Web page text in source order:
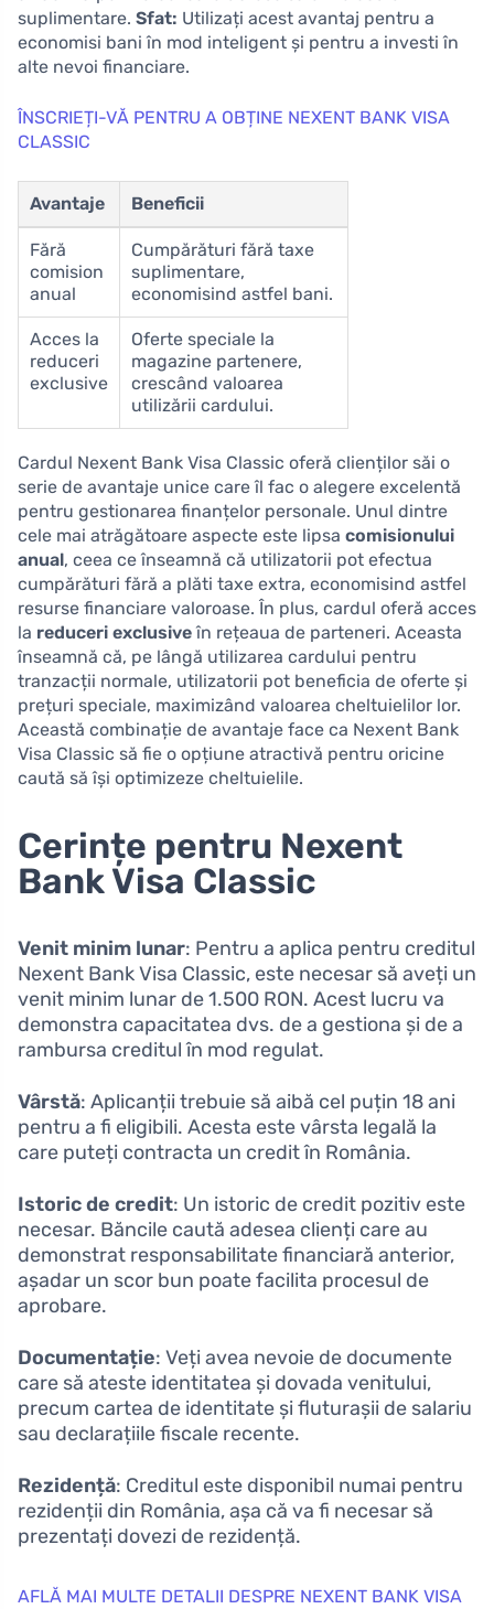
suplimentare. Sfat: Utilizați acest avantaj pentru a
economisi bani în mod inteligent și pentru a investi în
alte nevoi financiare.
ÎNSCRIEȚI-VĂ PENTRU A OBȚINE NEXENT BANK VISA
CLASSIC
Avantaje Beneficii
Fără
comision
anual
Cumpărături fără taxe
suplimentare,
economisind astfel bani.
Acces la
reduceri
exclusive
Oferte speciale la
magazine partenere,
crescând valoarea
utilizării cardului.
Cardul Nexent Bank Visa Classic oferă clienților săi o
serie de avantaje unice care îl fac o alegere excelentă
pentru gestionarea finanțelor personale. Unul dintre
cele mai atrăgătoare aspecte este lipsa comisionului
anual, ceea ce înseamnă că utilizatorii pot efectua
cumpărături fără a plăti taxe extra, economisind astfel
resurse financiare valoroase. În plus, cardul oferă acces
la reduceri exclusiveîn rețeaua de parteneri. Aceasta
înseamnă că, pe lângă utilizarea cardului pentru
tranzacții normale, utilizatorii pot beneficia de oferte și
prețuri speciale, maximizând valoarea cheltuielilor lor.
Această combinație de avantaje face ca Nexent Bank
Visa Classic să fie o opțiune atractivă pentru oricine
caută să își optimizeze cheltuielile.
Cerințe pentru Nexent
Bank Visa Classic
Venit minim lunar: Pentru a aplica pentru creditul
Nexent Bank Visa Classic, este necesar să aveți un
venit minim lunar de 1.500 RON. Acest lucru va
demonstra capacitatea dvs. de a gestiona și de a
rambursa creditul în mod regulat.
Vârstă: Aplicanții trebuie să aibă cel puțin 18 ani
pentru a fi eligibili. Acesta este vârsta legală la
care puteți contracta un credit în România.
Istoric de credit: Un istoric de credit pozitiv este
necesar. Băncile caută adesea clienți care au
demonstrat responsabilitate financiară anterior,
așadar un scor bun poate facilita procesul de
aprobare.
Documentație: Veți avea nevoie de documente
care să ateste identitatea și dovada venitului,
precum cartea de identitate și fluturașii de salariu
sau declarațiile fiscale recente.
Rezidență: Creditul este disponibil numai pentru
rezidenții din România, așa că va fi necesar să
prezentați dovezi de rezidență.
AFLĂ MAI MULTE DETALII DESPRE NEXENT BANK VISA